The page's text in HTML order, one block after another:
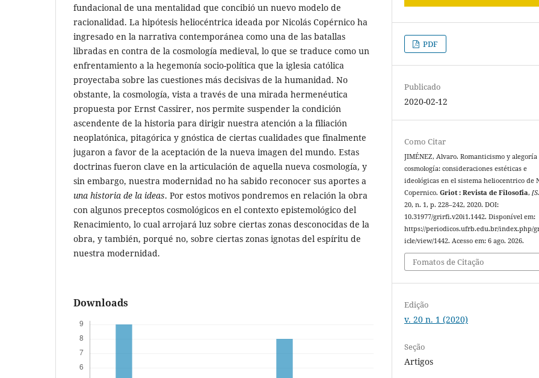
fundacional de una mentalidad que concibió un nuevo modelo de
racionalidad. La hipótesis heliocéntrica ideada por Nicolás Copérnico ha
ingresado en la narrativa contemporánea como una de las batallas
libradas en contra de la cosmología medieval, lo que se traduce como un
enfrentamiento a la hegemonía socio-política que la iglesia católica
proyectaba sobre las cuestiones más decisivas de la humanidad. No
obstante, la cosmología, vista a través de una mirada hermenéutica
propuesta por Ernst Cassirer, nos permite suspender la condición
ascendente de la historia para dirigir nuestra atención a la filiación
neoplatónica, pitagórica y gnóstica de ciertas cualidades que finalmente
jugaron a favor de la aceptación de la nueva imagen del mundo. Estas
doctrinas fueron clave en la articulación de aquella nueva cosmología, y
sin embargo, nuestra modernidad no ha sabido reconocer sus aportes a
una historia de la ideas. Por estos motivos pondremos en relación la obra
con algunos preceptos cosmológicos en el contexto epistemológico del
Renacimiento, lo cual arrojará luz sobre ciertas zonas desconocidas de la
obra, y también, porqué no, sobre ciertas zonas ignotas del espíritu de
nuestra modernidad.
Downloads
PDF
Publicado
2020-02-12
Como Citar
JIMÉNEZ, Alvaro. Romanticismo y alegoría
cosmología: consideraciones estéticas e
ideológicas en el sistema heliocentrico de
Copernico.Griot : Revista de Filosofia,
20, n. 1, p. 228–242, 2020. DOI:
10.31977/grirfi.v20i1.1442. Disponível em:
https://periodicos.ufrb.edu.br/index.php/
icle/view/1442. Acesso em: 6 ago. 2026.
Fomatos de Citação
Edição
v. 20 n. 1 (2020)
Seção
Artigos